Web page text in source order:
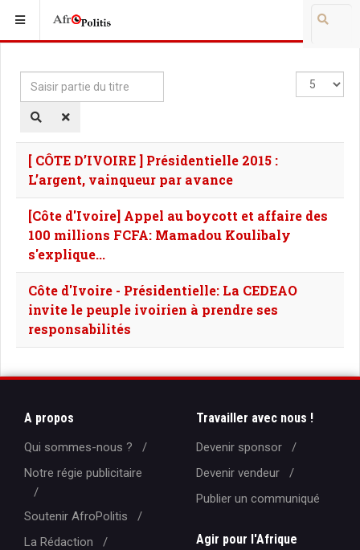
Saisir
partie
du
Affichage
#
[ CÔTE D’IVOIRE ] Présidentielle 2015 :
L’argent, vainqueur par avance
[Côte d'Ivoire] Appel au boycott et affaire des
100 millions FCFA: Mamadou Koulibaly
s'explique...
Côte d'Ivoire - Présidentielle: La CEDEAO
invite le peuple ivoirien à prendre ses
responsabilités
A propos
Qui sommes-nous ?
Notre régie publicitaire
Soutenir AfroPolitis
La Rédaction
Travailler avec nous !
Devenir sponsor
Devenir vendeur
Publier un communiqué
Agir pour l'Afrique